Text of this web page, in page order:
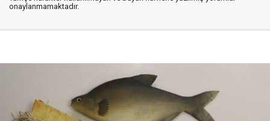
onaylanmamaktadır.